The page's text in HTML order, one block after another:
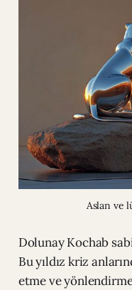
Aslan ve
Dolunay Kochab
Bu yıldız kriz
etme ve